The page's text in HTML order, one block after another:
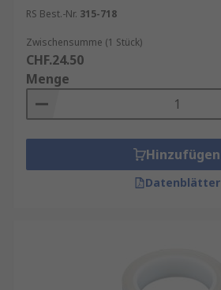
RS Best.-Nr. 315-718
Zwischensumme (1 Stück)
CHF.24.50
Menge
Hinzufügen
Datenblätter